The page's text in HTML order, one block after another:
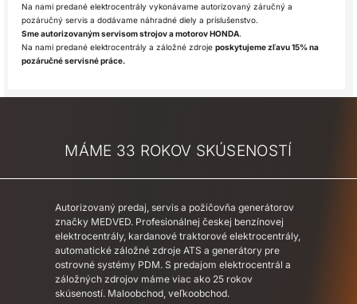
Na nami predané elektrocentrály vykonávame autorizovaný záručný a
pozáručný servis a dodávame náhradné diely a príslušenstvo.
Sme autorizovaným servisom strojov a motorov HONDA.
Na nami predané elektrocentrály a záložné zdroje poskytujeme zľavu 15% na
pozáručné servisné práce.
MÁME 33 ROKOV SKÚSENOSTÍ
Autorizovaný predaj, servis a požičovňa generátorov
značky MEDVED. Profesionálnej českej benzínovej
elektrocentrály, kardanové traktorové elektrocentrály,
automatické záložné zdroje ATS a generátory pre
ostrovné systémy PDM. S predajom elektrocentrál a
záložných zdrojov máme viac ako 25 rokov
skúseností. Maloobchod, veľkoobchod.